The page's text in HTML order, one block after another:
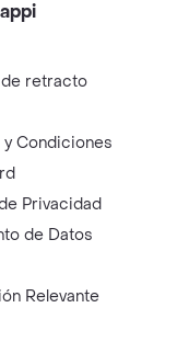
retracto
y Condiciones
Privacidad
de Datos
Relevante